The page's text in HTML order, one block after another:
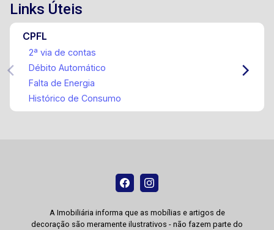
Links Úteis
CPFL
2ª via de contas
Débito Automático
Falta de Energia
Histórico de Consumo
A Imobiliária informa que as mobílias e artigos de
decoração são meramente ilustrativos - não fazem parte do